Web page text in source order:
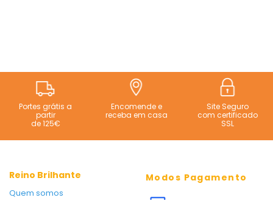
Portes grátis a
partir
de 125€
Encomende e
receba em casa
Site Seguro
com certificado
SSL
Reino Brilhante
Quem somos
Modos Pagamento